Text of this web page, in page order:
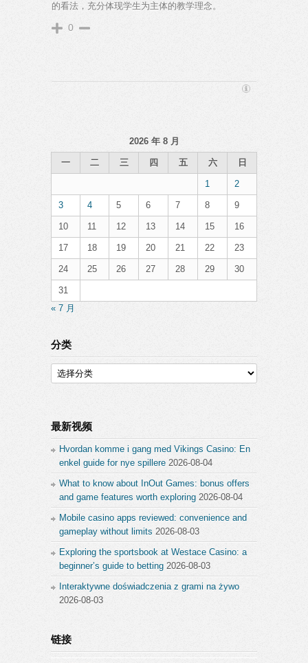
的看法，充分体现学生为主体的教学理念。
0
2026 年 8 月
一 二 三 四 五 六 日
1 2
3 4 5 6 7 8 9
10 11 12 13 14 15 16
17 18 19 20 21 22 23
24 25 26 27 28 29 30
31
« 7 月
分类
分
类
最新视频
Hvordan komme i gang med Vikings Casino: En
enkel guide for nye spillere 2026-08-04
What to know about InOut Games: bonus offers
and game features worth exploring 2026-08-04
Mobile casino apps reviewed: convenience and
gameplay without limits 2026-08-03
Exploring the sportsbook at Westace Casino: a
beginner’s guide to betting 2026-08-03
Interaktywne doświadczenia z grami na żywo
2026-08-03
链接